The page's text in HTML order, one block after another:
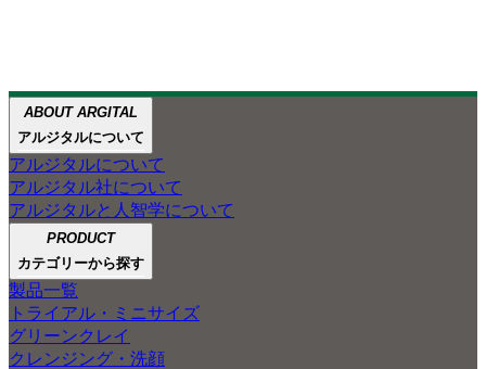
ABOUT
ARGITAL
グリーンクレイで
あなたの肌と心を
笑顔にしたい
ABOUT GREEN CLAY
アルジタル製品のほとんどに配合している
グリーンクレイの魅力を、
自然豊かな景色とともに
ご紹介します。
アルジタルが大切にしてきた
ペットケアの
ご紹介
アルジタルと
人智学
ABOUT ARGITAL
アルジタルについて
アルジタルについて
アルジタル社について
アルジタルと人智学について
PRODUCT
カテゴリーから探す
製品一覧
トライアル・ミニサイズ
グリーンクレイ
クレンジング・洗顔